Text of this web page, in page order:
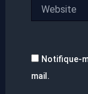
Notifique-
mail.